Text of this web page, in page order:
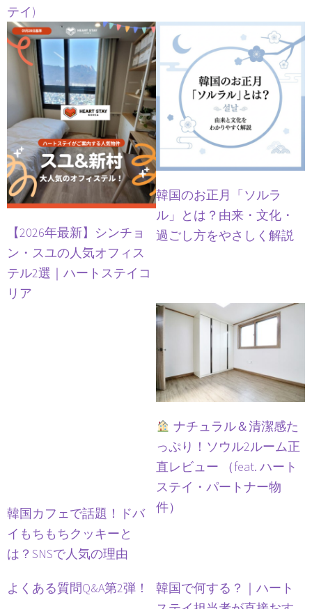
テイ)
【2026年最新】シンチョ
ン・スユの人気オフィス
テル2選｜ハートステイコ
リア
韓国のお正月「ソルラ
ル」とは？由来・文化・
過ごし方をやさしく解説
韓国カフェで話題！ドバ
イもちもちクッキーと
は？SNSで人気の理由
ナチュラル＆清潔感た
っぷり！ソウル2ルーム正
直レビュー （feat. ハート
ステイ・パートナー物
件）
よくある質問Q&A第2弾！
韓国で何する？｜ハート